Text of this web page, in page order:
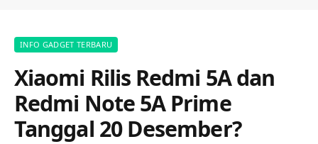
INFO GADGET TERBARU
Xiaomi Rilis Redmi 5A dan
Redmi Note 5A Prime
Tanggal 20 Desember?